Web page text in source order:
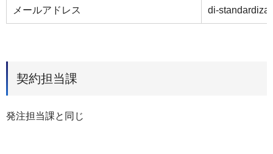
メールアドレス di-
契約担当課
発注担当課と同じ